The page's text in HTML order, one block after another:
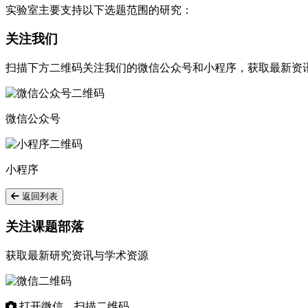
实验室主要支持以下选题范围的研究：
关注我们
扫描下方二维码关注我们的微信公众号和小程序，获取最新资
微信公众号
小程序
返回列表
关注课题部落
获取最新研究资讯与学术资源